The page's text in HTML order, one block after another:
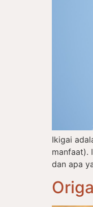
Ikigai
manfaat).
dan apa